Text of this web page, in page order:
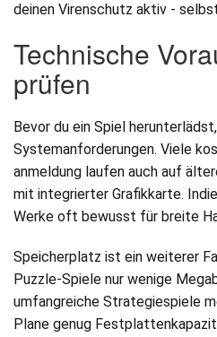
deinen Virenschutz aktiv -
Technische
prüfen
Bevor du ein Spiel
Systemanforderungen. Viele
anmeldung laufen auch auf
mit integrierter Grafikkarte.
Werke oft bewusst für breite
Speicherplatz ist ein weiterer
Puzzle-Spiele nur wenige
umfangreiche Strategiespiele
Plane genug